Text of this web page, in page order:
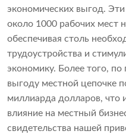
экономических выгод.
около 1000 рабочих мест
обеспечивая столь
трудоустройства и
экономику. Более того,
выгоду местной цепочке
миллиарда долларов, что
влияние на местный
свидетельства нашей